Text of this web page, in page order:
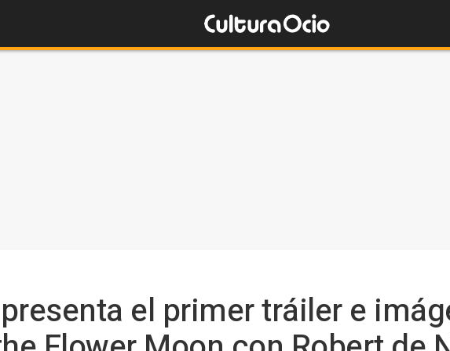
el primer tráiler e